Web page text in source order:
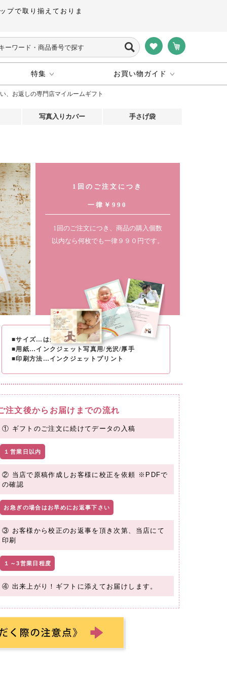
プで取り揃えておりま
特集 お買い物ガイド
、お返しの専門店マイルームギフト
写真入りカバー 手さげ袋
1回のご注文につき
一律￥990
1回のご注文につき、商品の購入個数
以内なら何枚でも一律９９０円です。
■サイズ…はがきサイズ
■用紙…インクジェット写真用/光沢/厚手
■印刷方法…インクジェットプリント
注文後からお届けまでの流れ
① ギフトのご注文に続けてデータの入稿
１営業日以内
② 当店で原稿作成しお客様に校正を依頼 ※PDFで
の確認
お急ぎの場合はお早めにお返事下さい
③ お客様から校正のお返事を頂き次第、当店にて
印刷
１～3営業日程度
④ 出来上がり！ギフトに添えてお届けします。